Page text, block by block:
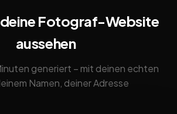
Fotograf-Website
aussehen
generiert – mit deinen echten
Namen, deiner Adresse